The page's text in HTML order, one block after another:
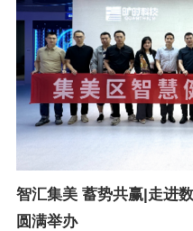
智汇集美 蓄势共赢|走进
圆满举办